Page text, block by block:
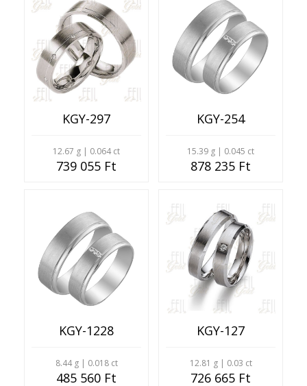
KGY-297
12.67 g | 0.064 ct
739 055 Ft
KGY-254
15.39 g | 0.045 ct
878 235 Ft
KGY-1228
8.44 g | 0.018 ct
485 560 Ft
KGY-127
12.81 g | 0.03 ct
726 665 Ft